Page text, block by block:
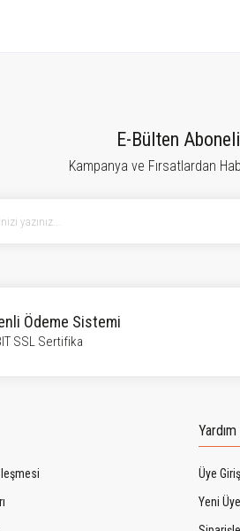
Bu ürüne ilk yorumu siz
E-Bülten
Kampanya ve Fırsatlardan
Ödeme Sistemi
SSL Sertifika
Yardım
Üye
Yeni